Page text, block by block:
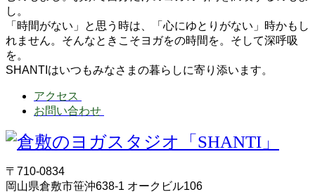
し。
「時間がない」と思う時は、「心にゆとりがない」時かもし
れません。そんなときこそヨガをの時間を。そして深呼吸
を。
SHANTIはいつもみなさまの暮らしに寄り添います。
アクセス
お問い合わせ
〒710-0834
岡山県倉敷市笹沖638-1 オークビル106